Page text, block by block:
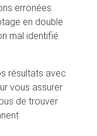
erronées.
en double
mal identifié
résultats avec
vous assurer
de trouver